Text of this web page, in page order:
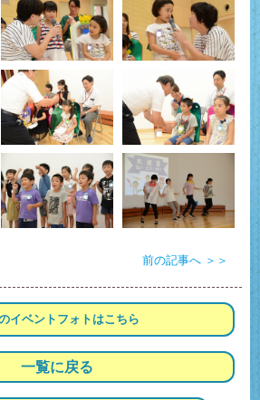
前の記事へ ＞＞
イベントフォトはこちら
一覧に戻る